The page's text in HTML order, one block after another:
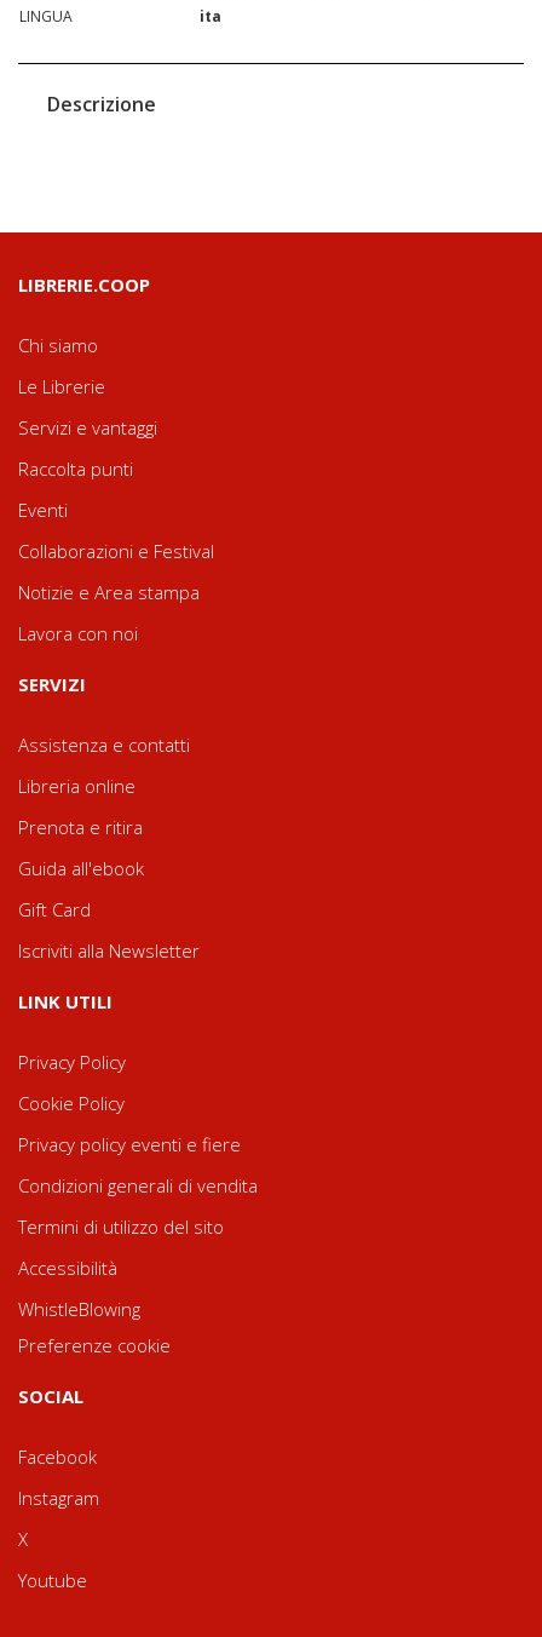
LINGUA
ita
Descrizione
LIBRERIE.COOP
Chi siamo
Le Librerie
Servizi e vantaggi
Raccolta punti
Eventi
Collaborazioni e Festival
Notizie e Area stampa
Lavora con noi
SERVIZI
Assistenza e contatti
Libreria online
Prenota e ritira
Guida all'ebook
Gift Card
Iscriviti alla Newsletter
LINK UTILI
Privacy Policy
Cookie Policy
Privacy policy eventi e fiere
Condizioni generali di vendita
Termini di utilizzo del sito
Accessibilità
WhistleBlowing
Preferenze cookie
SOCIAL
Facebook
Instagram
X
Youtube